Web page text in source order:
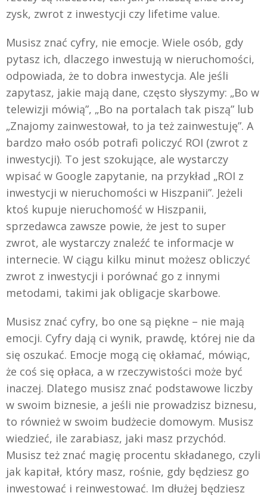
zysk, zwrot z inwestycji czy lifetime value.
Musisz znać cyfry, nie emocje. Wiele osób, gdy
pytasz ich, dlaczego inwestują w nieruchomości,
odpowiada, że to dobra inwestycja. Ale jeśli
zapytasz, jakie mają dane, często słyszymy: „Bo w
telewizji mówią”, „Bo na portalach tak piszą” lub
„Znajomy zainwestował, to ja też zainwestuję”. A
bardzo mało osób potrafi policzyć ROI (zwrot z
inwestycji). To jest szokujące, ale wystarczy
wpisać w Google zapytanie, na przykład „ROI z
inwestycji w nieruchomości w Hiszpanii”. Jeżeli
ktoś kupuje nieruchomość w Hiszpanii,
sprzedawca zawsze powie, że jest to super
zwrot, ale wystarczy znaleźć te informacje w
internecie. W ciągu kilku minut możesz obliczyć
zwrot z inwestycji i porównać go z innymi
metodami, takimi jak obligacje skarbowe.
Musisz znać cyfry, bo one są piękne – nie mają
emocji. Cyfry dają ci wynik, prawdę, której nie da
się oszukać. Emocje mogą cię okłamać, mówiąc,
że coś się opłaca, a w rzeczywistości może być
inaczej. Dlatego musisz znać podstawowe liczby
w swoim biznesie, a jeśli nie prowadzisz biznesu,
to również w swoim budżecie domowym. Musisz
wiedzieć, ile zarabiasz, jaki masz przychód.
Musisz też znać magię procentu składanego, czyli
jak kapitał, który masz, rośnie, gdy będziesz go
inwestować i reinwestować. Im dłużej będziesz